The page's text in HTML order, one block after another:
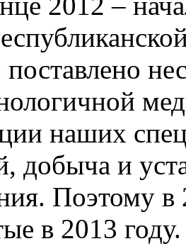
наших
добыча и
Поэтому
в 2013